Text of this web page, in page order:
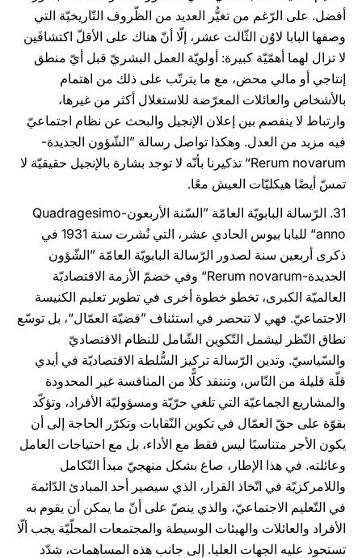
أفضل. على الرّغم من تغيُّر العديد من الظّروف التّاريخيّة التي
وصفها البابا لاوُن الثّالث عشر، إلّا أنّ هناك على الأقلّ اكتشافَين
لا تزال لهما أهمّيّة كبيرة: أولويّة العمل البشريّ قبل أيّ منطق
إنتاجي أو مالي محض، مع ما يترتّب على ذلك من اهتمام
بالأشخاص والعائلات المعرّضة للاستغلال أكثر من غيرها،
وارتباط لا ينفصم بين إعلان الإنجيل والبحث عن نظام اجتماعيّ
فيه مزيد من العدل. وهكذا تواصل رسالة ”الشّؤون الجديدة-
Rerum novarum“ تذكيرنا بأنّه لا توجد بشارة بالإنجيل حقيقيّة لا
تمسّ أيضًا هيكليّات العيش معًا.
31. الرّسالة البابويّة العامّة ”السّنة الأربعون-Quadragesimo
anno“
للبابا بيوس الحادي عشر، التي نُشرت سنة 1931 في
ذكرى أربعين سنة لصدور الرّسالة البابويّة العامّة ”الشّؤون
الجديدة-Rerum novarum“ وفي خضمّ الأزمة الاقتصاديّة
العالميّة الكبرى، تخطو خطوة أخرى في تطوير تعليم الكنيسة
الاجتماعيّ. فهي لا تنحصر في استئناف ”قضيّة العمّال“، بل توسّع
نطاق النّظر ليشمل التّكوين الشّامل للنظام الاقتصاديّ
والسّياسيّ. وتدين الرّسالة تركيز السُّلطة الاقتصاديّة في أيدي
قلّة قليلة من النّاس، وتنتقد كلًّا من المنافسة غير المحدودة
والمشاريع الجماعيّة التي تلغي حرّيّة ومسؤوليّة الأفراد، وتؤكّد
بقوّة على حقّ العمّال في تكوين النّقابات وتكرّر الحاجة إلى أن
يكون الأجر متناسبًا ليس فقط مع الأداء، بل مع احتياجات العامل
وعائلته. في هذا الإطار، صاغ بشكل منهجيّ مبدأ التّكامل
واللامركزيّة في اتّخاذ القرار، الذي سيصير أحد المبادئ الدّائمة
في التّعليم الاجتماعيّ، والذي ينصّ على أنّ ما يمكن أن يقوم به
الأفراد والعائلات والهيئات الوسيطة والمجتمعات المحلّيّة يجب ألّا
تستحوذ عليه الجهات العليا. إلى جانب هذه المساهمات، شدّد